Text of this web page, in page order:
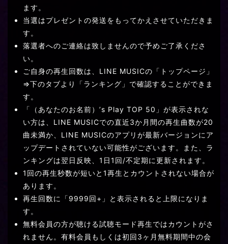
ます。
当選はプレゼントの発送をもってかえさせていただきま
す。
落選者へのご連絡は致しませんので予めご了承くださ
い。
ご自身の再生回数は、LINE MUSICの「トップページ」
⇒下のタブより「ランキング」で確認することができま
す。
「（あなたのお名前）’s Play TOP 50」が表示されな
い方は、LINE MUSICでの直近3か月間の再生曲数が20
曲未満か、LINE MUSICのアプリが最新バージョンにア
ップデートされていない可能性がございます。また、ラ
ンキングは翌日反映、1日1回/不定期に更新されます。
1回の再生秒数が短いと1再生とカウントされない場合が
あります。
再生回数に「9999回+」と表示されると上限になりま
す。
無料会員の方が聴ける試聴モード再生ではカウントがさ
れません。有料会員もしくは初回3ヶ月無料期間中の会